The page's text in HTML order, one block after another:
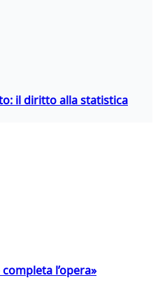
il diritto alla statistica
l’opera»